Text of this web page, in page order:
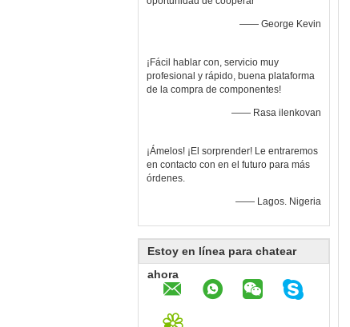
—— George Kevin
¡Fácil hablar con, servicio muy
profesional y rápido, buena plataforma
de la compra de componentes!
—— Rasa ilenkovan
¡Ámelos! ¡El sorprender! Le entraremos
en contacto con en el futuro para más
órdenes.
—— Lagos. Nigeria
Estoy en línea para chatear
ahora